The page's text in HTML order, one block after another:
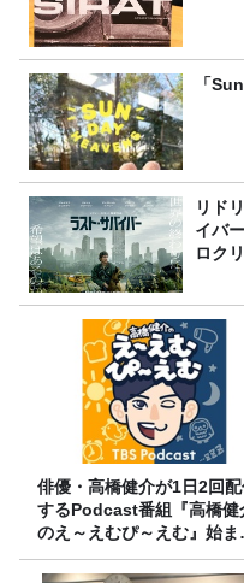
「
リド
イバ
ロク
俳優・高橋健介が1日2回
するPodcast番組『高橋健
のえ～えむぴ～えむ』始ま
ます